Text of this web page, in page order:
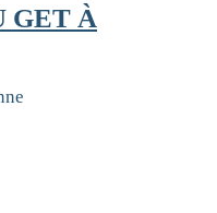
GET À